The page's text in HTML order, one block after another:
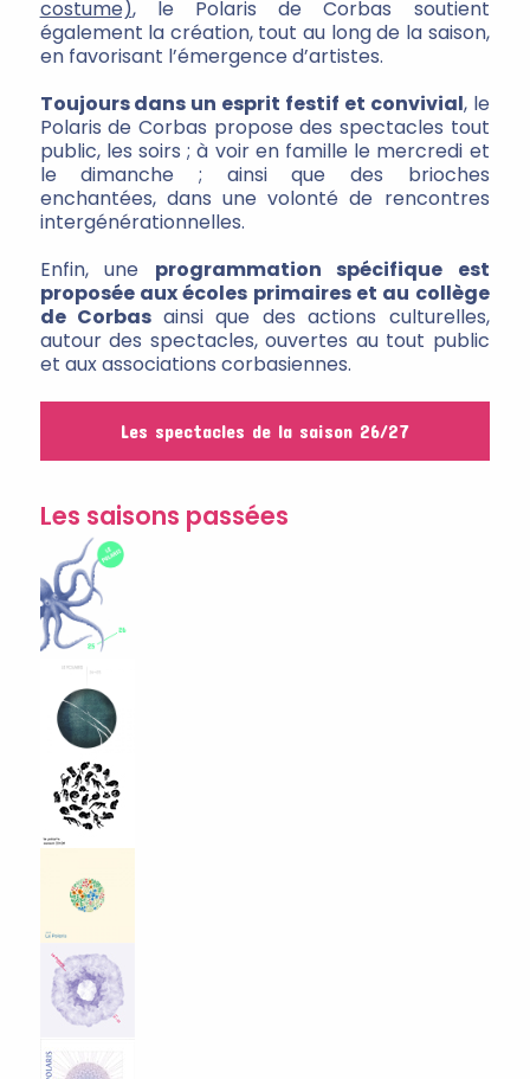
costume), le Polaris de Corbas soutient
également la création, tout au long de la saison,
en favorisant l’émergence d’artistes.
Toujours dans un esprit festif et convivial, le
Polaris de Corbas propose des spectacles tout
public, les soirs ; à voir en famille le mercredi et
le dimanche ; ainsi que des brioches
enchantées, dans une volonté de rencontres
intergénérationnelles.
Enfin, une programmation spécifique est
proposée aux écoles primaires et au collège
de Corbasainsi que des actions culturelles,
autour des spectacles, ouvertes au tout public
et aux associations corbasiennes.
Les spectacles de la saison 26/27
Les saisons passées